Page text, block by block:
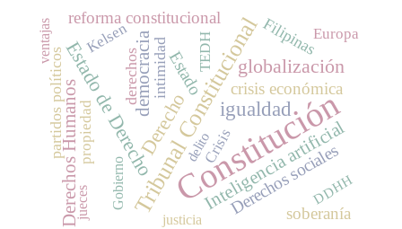
Constitución
Tribunal Constitucional
igualdad
Estado de Derecho globalización
Derecho
democracia
Inteligencia artificial
Derechos Humanos crisis económica
Derechos sociales
Estado
reforma constitucional
soberanía
intimidad
Filipinas
derechos
partidos políticos Crisis
TEDH Europa
propiedad
Kelsen
Gobierno
jueces justicia
delito
DDHH
ventajas